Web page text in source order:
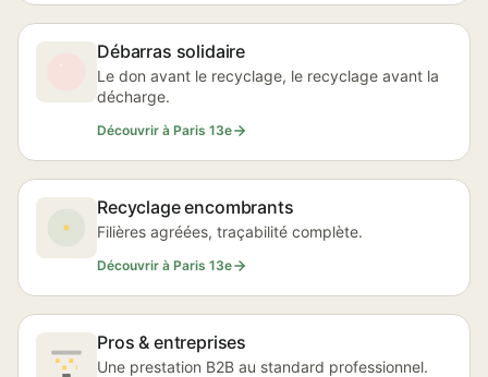
Débarras solidaire
Le don avant le recyclage, le recyclage avant la
décharge.
Découvrir à Paris 13e
Recyclage encombrants
Filières agréées, traçabilité complète.
Découvrir à Paris 13e
Pros & entreprises
Une prestation B2B au standard professionnel.